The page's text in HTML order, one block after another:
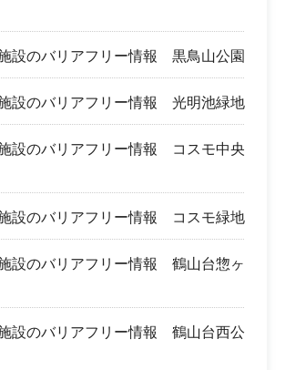
設のバリアフリー情報 黒鳥山公園
設のバリアフリー情報 光明池緑地
設のバリアフリー情報 コスモ中央
設のバリアフリー情報 コスモ緑地
設のバリアフリー情報 鶴山台惣ヶ
設のバリアフリー情報 鶴山台西公